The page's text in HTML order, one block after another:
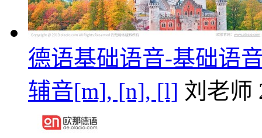
德语基础语音-基础语
辅音[m], [n], [l] 刘老师